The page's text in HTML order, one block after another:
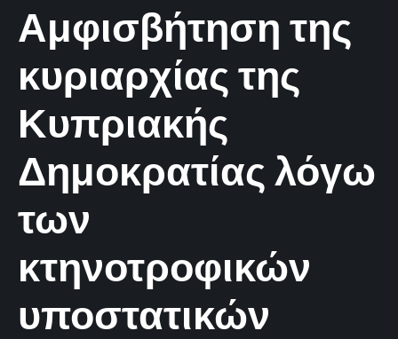
Αμφισβήτηση της
κυριαρχίας της
Κυπριακής
Δημοκρατίας λόγω
των
κτηνοτροφικών
υποστατικών